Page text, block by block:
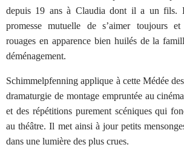
depuis 19 ans à Claudia dont il a un fils.
promesse mutuelle de s’aimer toujours
rouages en apparence bien huilés de la
déménagement.
Schimmelpfenning applique à cette Médée
dramaturgie de montage empruntée au
et des répétitions purement scéniques qui
au théâtre. Il met ainsi à jour petits
dans une lumière des plus crues.